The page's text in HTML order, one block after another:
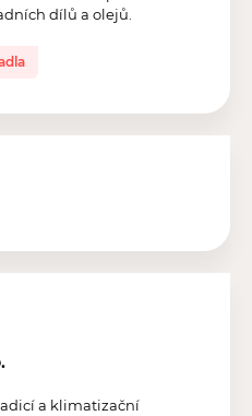
dílů a olejů.
a klimatizační